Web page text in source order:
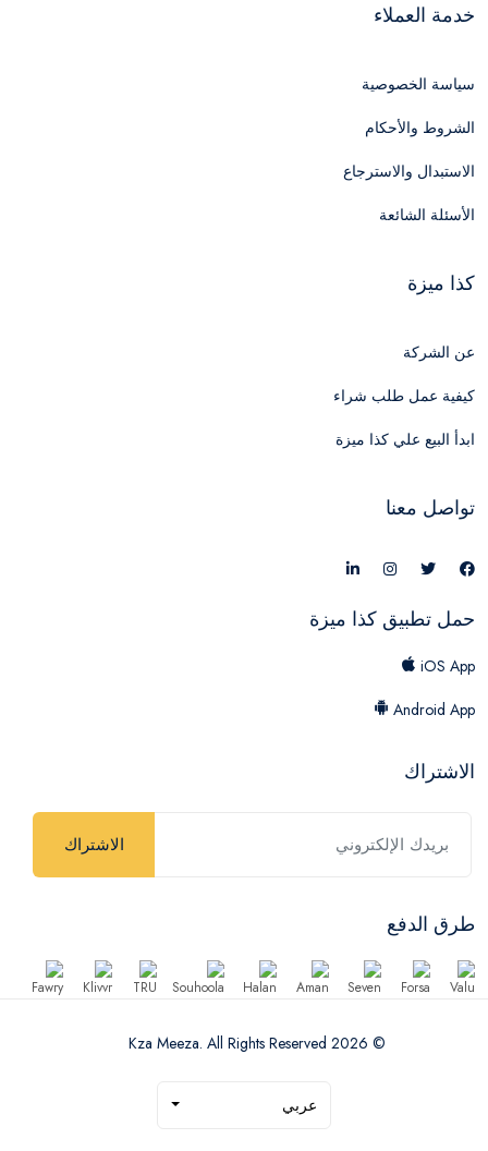
خدمة العملاء
سياسة الخصوصية
الشروط والأحكام
الاستبدال والاسترجاع
الأسئلة الشائعة
كذا ميزة
عن الشركة
كيفية عمل طلب شراء
ابدأ البيع علي كذا ميزة
تواصل معنا
حمل تطبيق كذا ميزة
iOS App
Android App
الاشتراك
الاشتراك
طرق الدفع
© 2026 Kza Meeza. All Rights Reserved
عربي